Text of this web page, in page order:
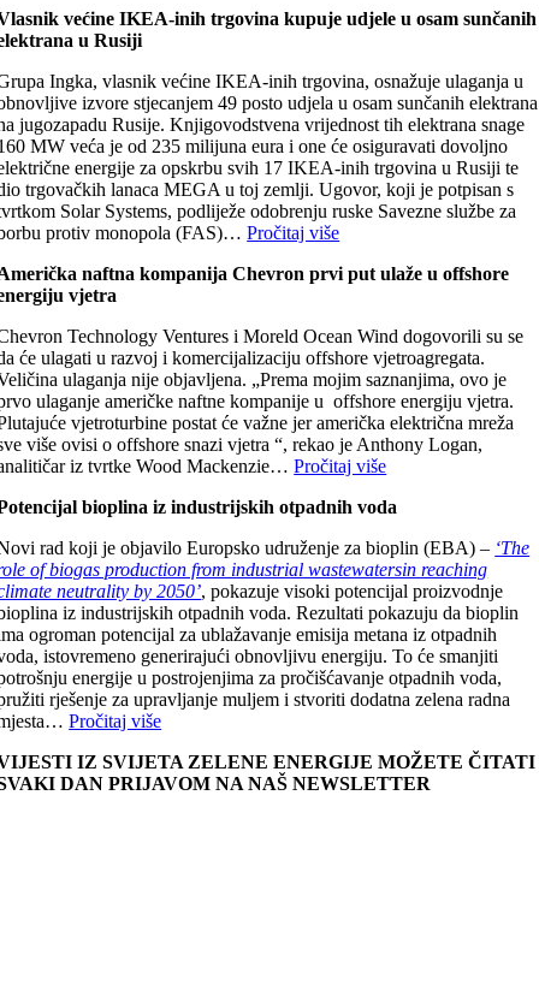
većine IKEA-inih trgovina kupuje udjele u osam sunčanih
u Rusiji
Ingka, vlasnik većine IKEA-inih trgovina, osnažuje ulaganja u
izvore stjecanjem 49 posto udjela u osam sunčanih elektrana
jugozapadu Rusije. Knjigovodstvena vrijednost tih elektrana snage
MW veća je od 235 milijuna eura i one će osiguravati dovoljno
energije za opskrbu svih 17 IKEA-inih trgovina u Rusiji te
trgovačkih lanaca MEGA u toj zemlji. Ugovor, koji je potpisan s
Solar Systems, podliježe odobrenju ruske Savezne službe za
protiv monopola (FAS)…Pročitaj više
naftna kompanija Chevron prvi put ulaže u offshore
vjetra
Technology Ventures i Moreld Ocean Wind dogovorili su se
će ulagati u razvoj i komercijalizaciju offshore vjetroagregata.
ulaganja nije objavljena. „Prema mojim saznanjima, ovo je
ulaganje američke naftne kompanije u offshore energiju vjetra.
vjetroturbine postat će važne jer američka električna mreža
više ovisi o offshore snazi vjetra “, rekao je Anthony Logan,
iz tvrtke Wood Mackenzie…Pročitaj više
bioplina iz industrijskih otpadnih voda
rad koji je objavilo Europsko udruženje za bioplin (EBA) – ‘The
of biogas production from industrial wastewatersin reaching
neutrality by 2050’, pokazuje visoki potencijal proizvodnje
iz industrijskih otpadnih voda. Rezultati pokazuju da bioplin
ogroman potencijal za ublažavanje emisija metana iz otpadnih
istovremeno generirajući obnovljivu energiju. To će smanjiti
energije u postrojenjima za pročišćavanje otpadnih voda,
rješenje za upravljanje muljem i stvoriti dodatna zelena radna
Pročitaj više
IZ SVIJETA ZELENE ENERGIJE MOŽETE ČITATI
DAN PRIJAVOM NA NAŠ NEWSLETTER